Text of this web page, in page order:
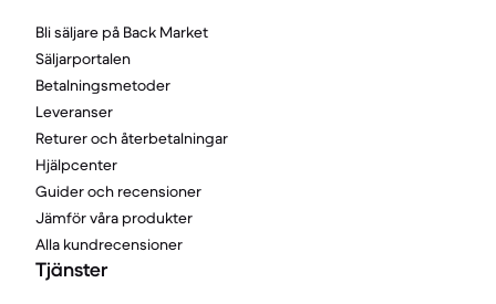
Bli säljare på Back Market
Säljarportalen
Betalningsmetoder
Leveranser
Returer och återbetalningar
Hjälpcenter
Guider och recensioner
Jämför våra produkter
Alla kundrecensioner
Tjänster